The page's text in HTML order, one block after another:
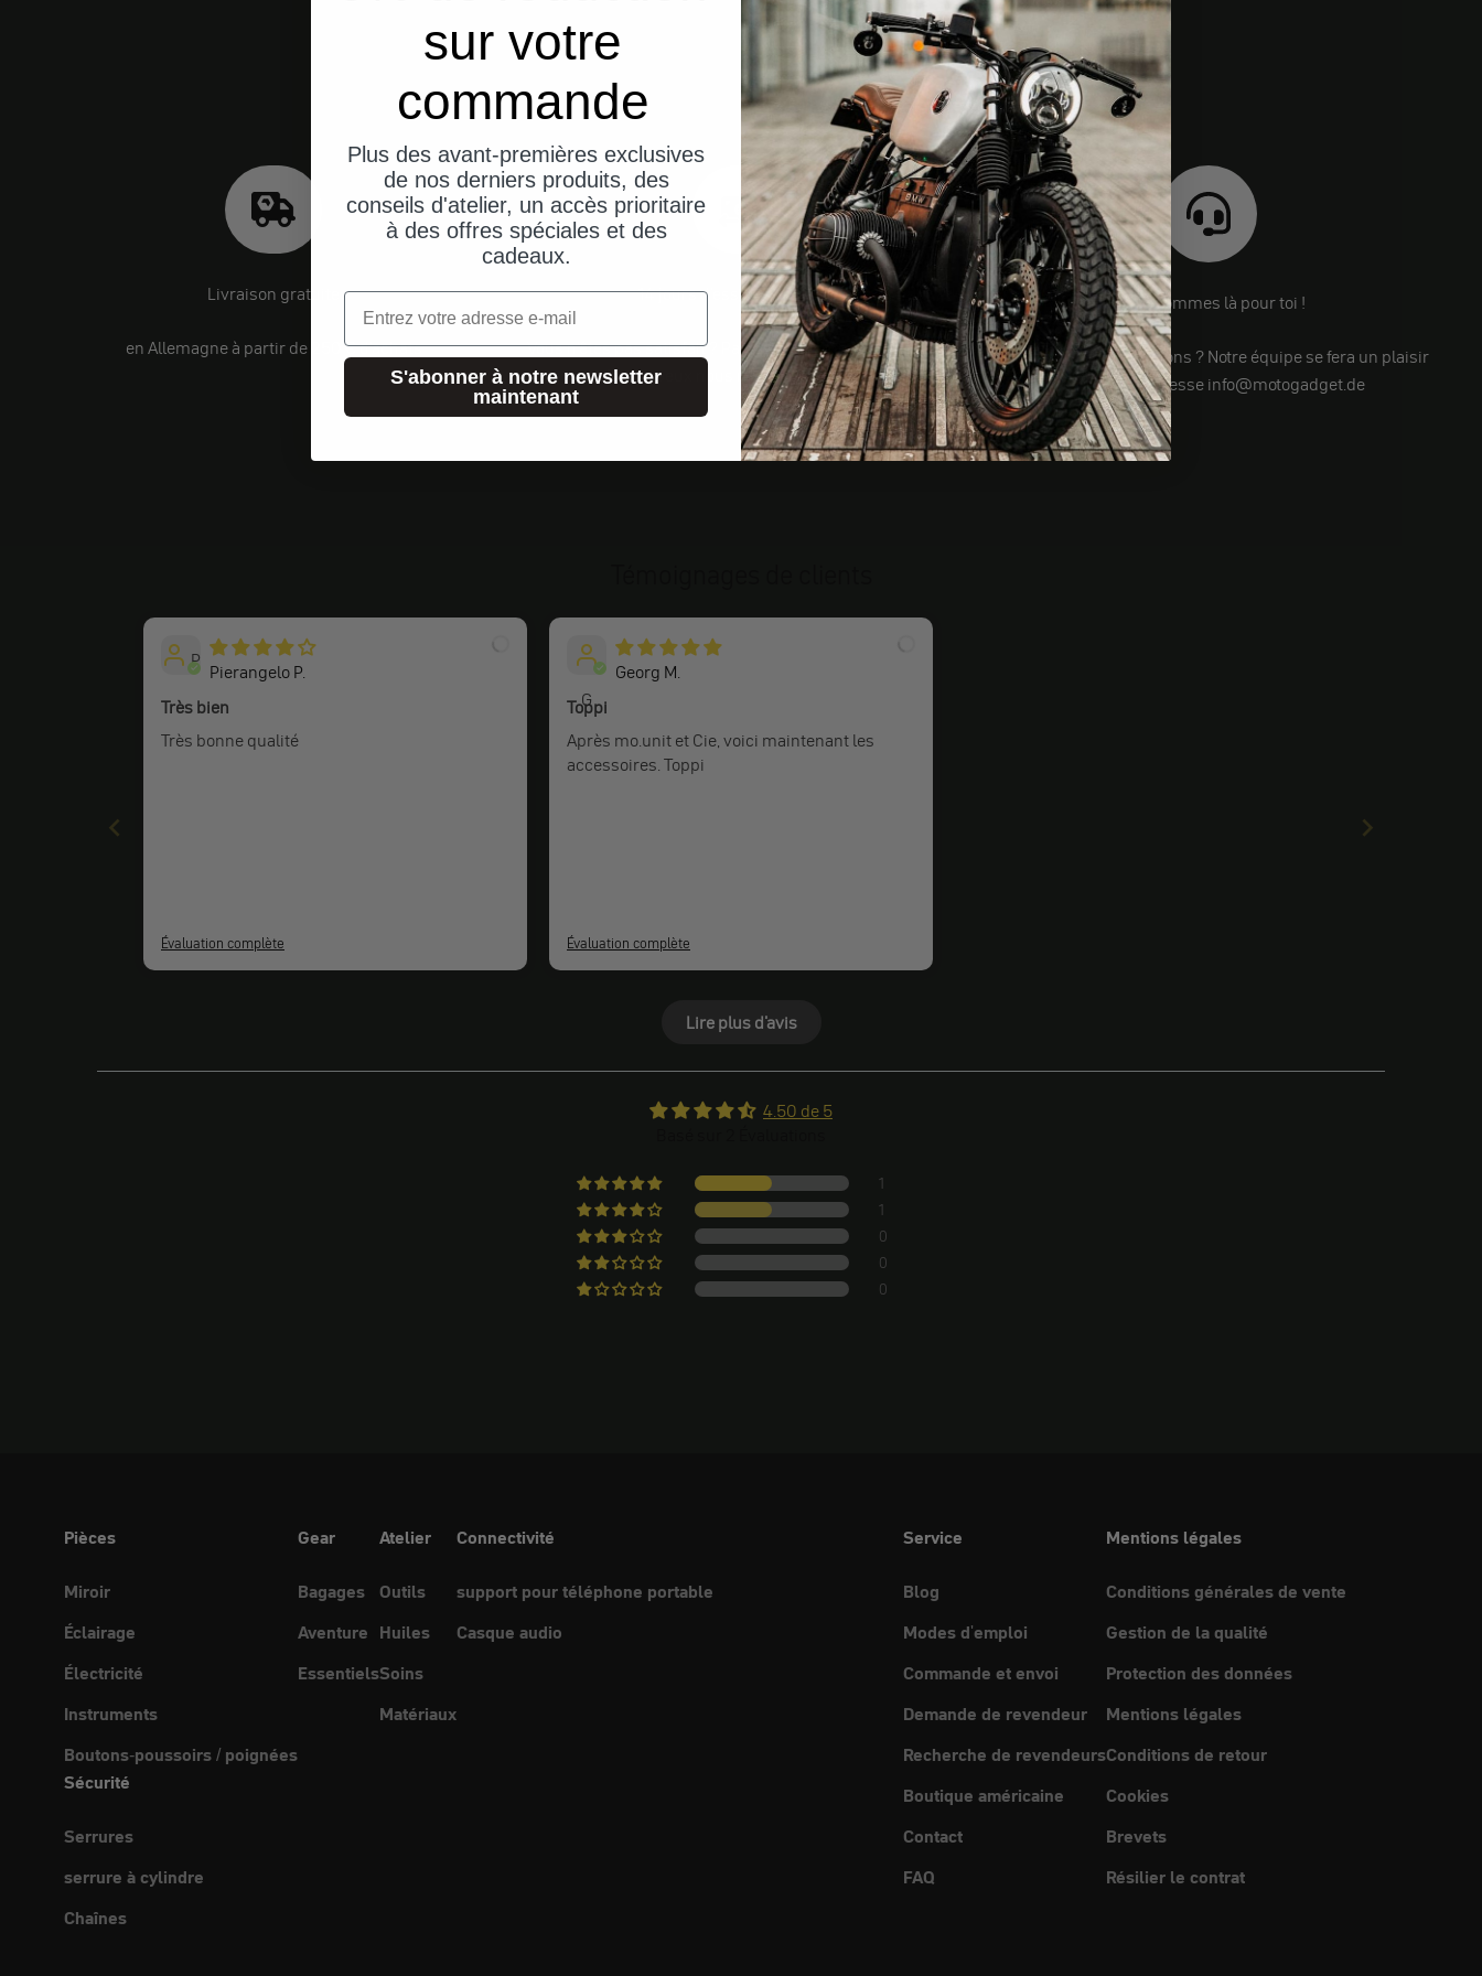
Livraison gratuite
en Allemagne à partir de 250 € d'achats
14 jours d'essai sans risque
Vous n'êtes pas satisfait ? Pas de problème ! Si tu n'es pas
satisfait, tu peux nous renvoyer ta commande.
Nous sommes là pour toi !
Tu as encore des questions ? Notre équipe se fera un plaisir
de t'aider à l'adresse info@motogadget.de
P Pierangelo P.
Très bien
Très bonne qualité
Évaluation complète
G
Georg M.
Toppi
Après mo.unit et Cie, voici maintenant les
accessoires. Toppi
Évaluation complète
Lire plus d'avis
4.50 de 5
1
1
0
0
0
Pièces
Miroir
Éclairage
Électricité
Instruments
Boutons-poussoirs / poignées
Gear
Bagages
Aventure
Essentiels
Atelier
Outils
Huiles
Soins
Matériaux
Connectivité
support pour téléphone portable
Casque audio
Sécurité
Serrures
serrure à cylindre
Chaînes
Service
Blog
Modes d'emploi
Commande et envoi
Demande de revendeur
Recherche de revendeurs
Boutique américaine
Contact
FAQ
Mentions légales
Conditions générales de vente
Gestion de la qualité
Protection des données
Mentions légales
Conditions de retour
Cookies
Brevets
Résilier le contrat
sur votre
commande
Plus des avant-premières exclusives
de nos derniers produits, des
conseils d'atelier, un accès prioritaire
à des offres spéciales et des
cadeaux.
Email
S'abonner à notre newsletter
maintenant